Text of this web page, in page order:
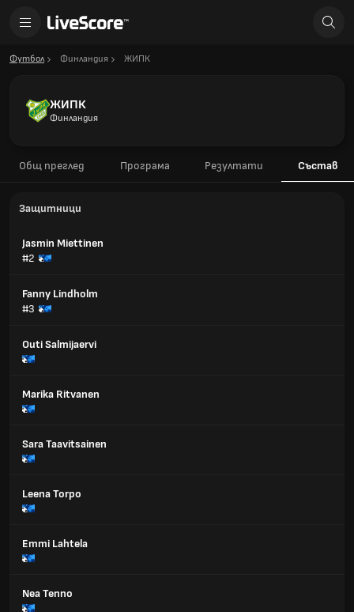
Футбол Финландия ЖИПК
ЖИПК
Финландия
Общ преглед Програма Резултати Състав
Защитници
Jasmin Miettinen
#2
Fanny Lindholm
#3
Outi Salmijaervi
Marika Ritvanen
Sara Taavitsainen
Leena Torpo
Emmi Lahtela
Nea Tenno